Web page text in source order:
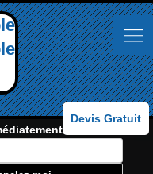
Devis Gratuit